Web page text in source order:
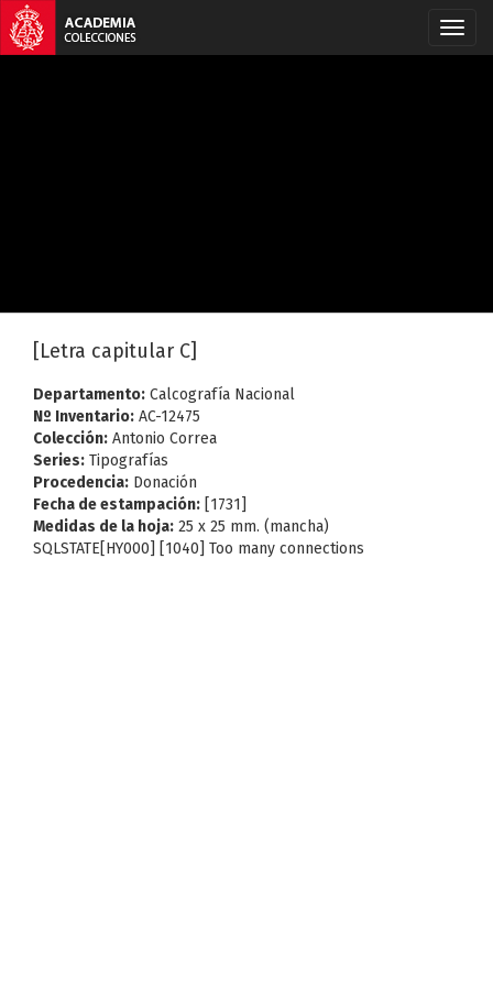
[Letra capitular C]
Departamento: Calcografía Nacional
Nº Inventario: AC-12475
Colección: Antonio Correa
Series: Tipografías
Procedencia: Donación
Fecha de estampación: [1731]
Medidas de la hoja: 25 x 25 mm. (mancha)
SQLSTATE[HY000] [1040] Too many connections